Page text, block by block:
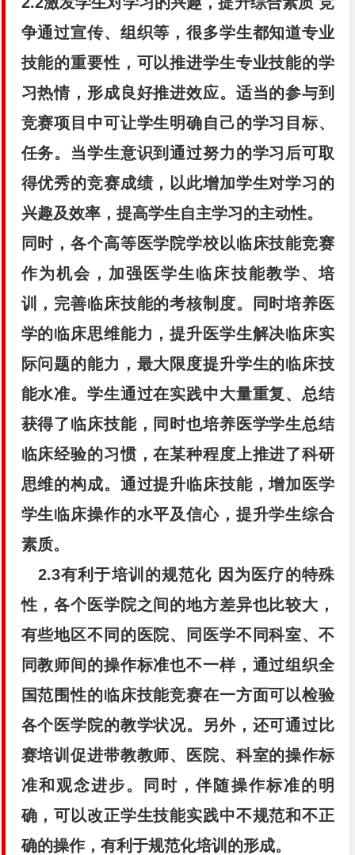
争通过宣传、组织等，很多学生都知道专业
技能的重要性，可以推进学生专业技能的学
习热情，形成良好推进效应。适当的参与到
竞赛项目中可让学生明确自己的学习目标、
任务。当学生意识到通过努力的学习后可取
得优秀的竞赛成绩，以此增加学生对学习的
兴趣及效率，提高学生自主学习的主动性。
同时，各个高等医学院学校以临床技能竞赛
作为机会，加强医学生临床技能教学、培
训，完善临床技能的考核制度。同时培养医
学的临床思维能力，提升医学生解决临床实
际问题的能力，最大限度提升学生的临床技
能水准。学生通过在实践中大量重复、总结
获得了临床技能，同时也培养医学学生总结
临床经验的习惯，在某种程度上推进了科研
思维的构成。通过提升临床技能，增加医学
学生临床操作的水平及信心，提升学生综合
素质。
2.3有利于培训的规范化 因为医疗的特殊
性，各个医学院之间的地方差异也比较大，
有些地区不同的医院、同医学不同科室、不
同教师间的操作标准也不一样，通过组织全
国范围性的临床技能竞赛在一方面可以检验
各个医学院的教学状况。另外，还可通过比
赛培训促进带教教师、医院、科室的操作标
准和观念进步。同时，伴随操作标准的明
确，可以改正学生技能实践中不规范和不正
确的操作，有利于规范化培训的形成。